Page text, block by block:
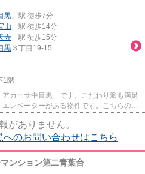
黒 」駅 徒歩7分
山 」駅 徒歩14分
寺 」駅 徒歩15分
黒 ３丁目19-15
1階
カーサ中目黒」です。こだわり派も満足
レベーターがある物件です。こちらの物
がありません。
のお問い合わせはこちら
ンション第二青葉台